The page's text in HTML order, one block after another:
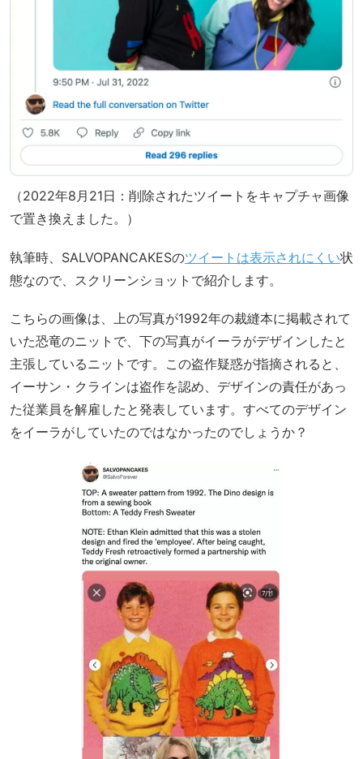
（2022年8月21日：削除されたツイートをキャプチャ画像
で置き換えました。）
執筆時、SALVOPANCAKESのツイートは表示されにくい状
態なので、スクリーンショットで紹介します。
こちらの画像は、上の写真が1992年の裁縫本に掲載されて
いた恐竜のニットで、下の写真がイーラがデザインしたと
主張しているニットです。この盗作疑惑が指摘されると、
イーサン・クラインは盗作を認め、デザインの責任があっ
た従業員を解雇したと発表しています。すべてのデザイン
をイーラがしていたのではなかったのでしょうか？